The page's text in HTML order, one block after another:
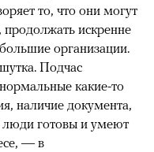
то, что они могут
искренне
организации.
Подчас
какие-то
наличие документа,
люди готовы и умеют
— в